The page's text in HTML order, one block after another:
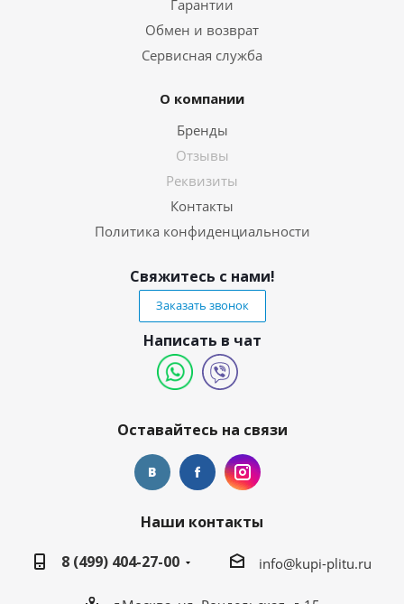
Гарантии
Обмен и возврат
Сервисная служба
О компании
Бренды
Отзывы
Реквизиты
Контакты
Политика конфиденциальности
Свяжитесь с нами!
Заказать звонок
Написать в чат
Оставайтесь на связи
Наши контакты
8 (499) 404-27-00
info@kupi-plitu.ru